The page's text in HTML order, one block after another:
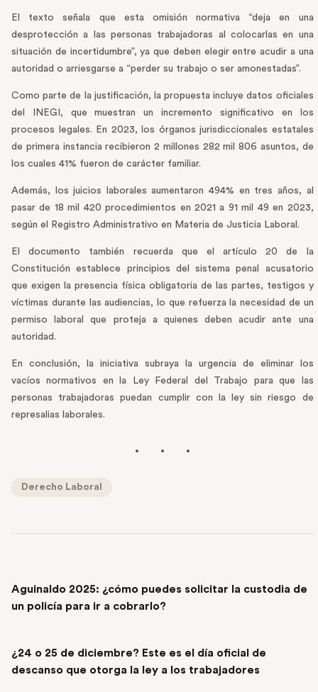
El texto señala que esta omisión normativa “deja en una
desprotección a las personas trabajadoras al colocarlas en una
situación de incertidumbre”, ya que deben elegir entre acudir a una
autoridad o arriesgarse a “perder su trabajo o ser amonestadas”.
Como parte de la justificación, la propuesta incluye datos oficiales
del INEGI, que muestran un incremento significativo en los
procesos legales. En 2023, los órganos jurisdiccionales estatales
de primera instancia recibieron 2 millones 282 mil 806 asuntos, de
los cuales 41% fueron de carácter familiar.
Además, los juicios laborales aumentaron 494% en tres años, al
pasar de 18 mil 420 procedimientos en 2021 a 91 mil 49 en 2023,
según el Registro Administrativo en Materia de Justicia Laboral.
El documento también recuerda que el artículo 20 de la
Constitución establece principios del sistema penal acusatorio
que exigen la presencia física obligatoria de las partes, testigos y
víctimas durante las audiencias, lo que refuerza la necesidad de un
permiso laboral que proteja a quienes deben acudir ante una
autoridad.
En conclusión, la iniciativa subraya la urgencia de eliminar los
vacíos normativos en la Ley Federal del Trabajo para que las
personas trabajadoras puedan cumplir con la ley sin riesgo de
represalias laborales.
Derecho Laboral
Aguinaldo 2025: ¿cómo puedes solicitar la custodia de
un policía para ir a cobrarlo?
¿24 o 25 de diciembre? Este es el día oficial de
descanso que otorga la ley a los trabajadores